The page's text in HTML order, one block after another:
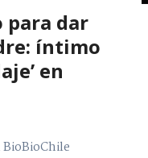
para dar
íntimo
en
BioBioChile